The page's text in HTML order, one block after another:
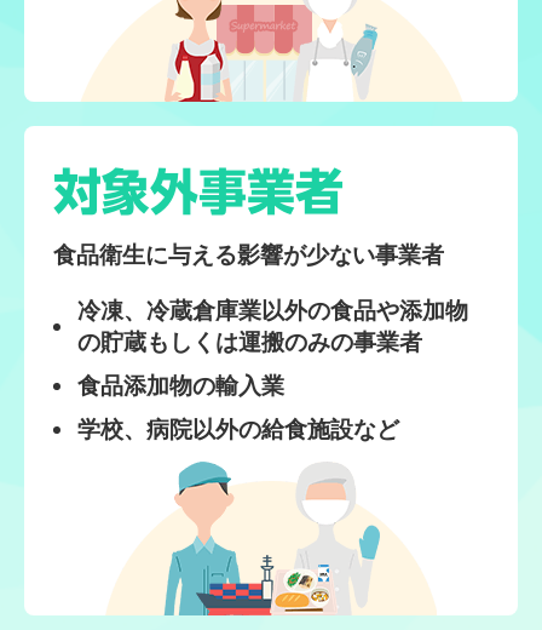
対象外事業者
食品衛生に与える影響が少ない事業者
冷凍、冷蔵倉庫業以外の食品や添加物
の貯蔵もしくは運搬のみの事業者
食品添加物の輸入業
学校、病院以外の給食施設など